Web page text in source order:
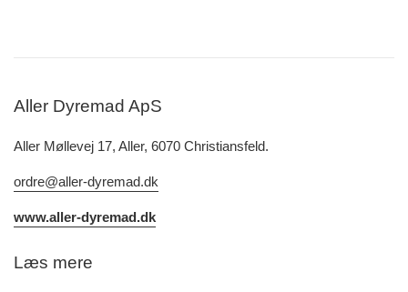
Aller Dyremad ApS
Aller Møllevej 17, Aller, 6070 Christiansfeld.
ordre@aller-dyremad.dk
www.aller-dyremad.dk
Læs mere